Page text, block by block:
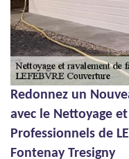
Redonnez un
avec le Nettoyage
Professionnels de
Fontenay Tresigny